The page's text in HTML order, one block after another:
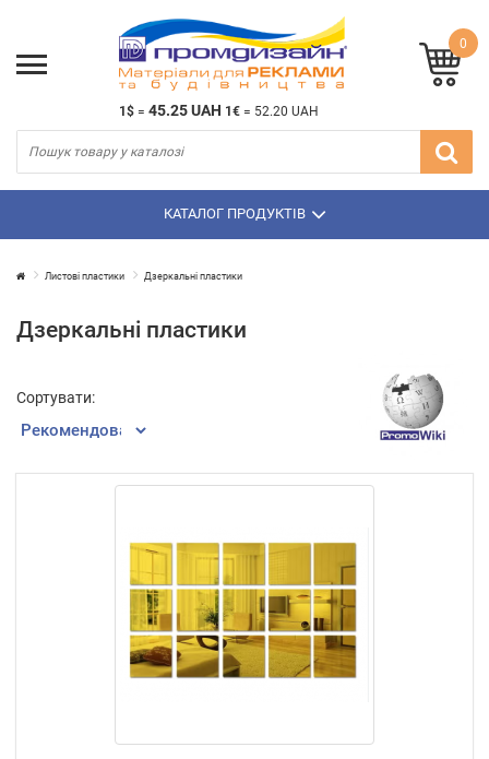
1$ = 45.25 UAH 1€ = 52.20 UAH
0
КАТАЛОГ ПРОДУКТІВ
Листові пластики Дзеркальні пластики
Дзеркальні пластики
Сортувати: